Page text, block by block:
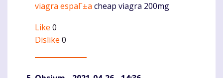
viagra espaГ±a cheap viagra 200mg
Like 0
Dislike 0